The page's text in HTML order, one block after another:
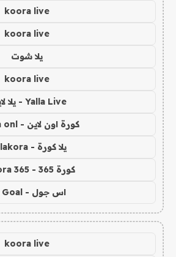
koora live
koora live
يلا شوت
koora live
Yalla Live - يلا لايف
كورة اون لاين - koora onl
يلا كورة - yallakora
كورة 365 - kooora 365
اس جول - AS Goal
koora live